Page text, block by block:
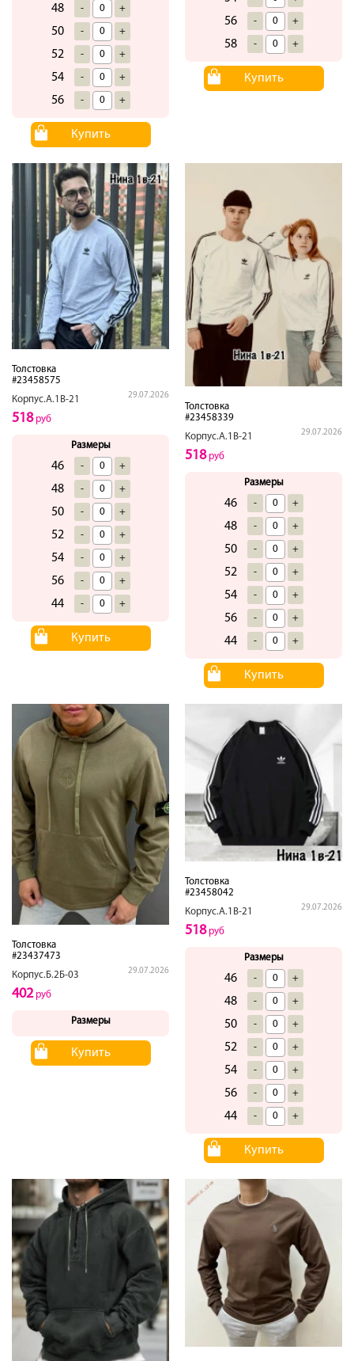
48 - +
50 - +
52 - +
54 - +
56 - +
Купить
56 - +
58 - +
Купить
Толстовка
#23458575
Корпус.А.1В-21
29.07.2026
518руб
Размеры
46 - +
48 - +
50 - +
52 - +
54 - +
56 - +
44 - +
Купить
Толстовка
#23458339
Корпус.А.1В-21
29.07.2026
518руб
Размеры
46 - +
48 - +
50 - +
52 - +
54 - +
56 - +
44 - +
Купить
Толстовка
#23437473
Корпус.Б.2Б-03
29.07.2026
402руб
Размеры
Купить
Толстовка
#23458042
Корпус.А.1В-21
29.07.2026
518руб
Размеры
46 - +
48 - +
50 - +
52 - +
54 - +
56 - +
44 - +
Купить